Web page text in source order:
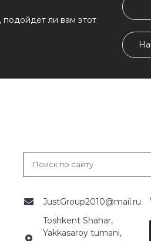
подойдет ли вам этот
JustGroup2010@mail.ru
Toshkent Shahar,
Yakkasaroy tumani,